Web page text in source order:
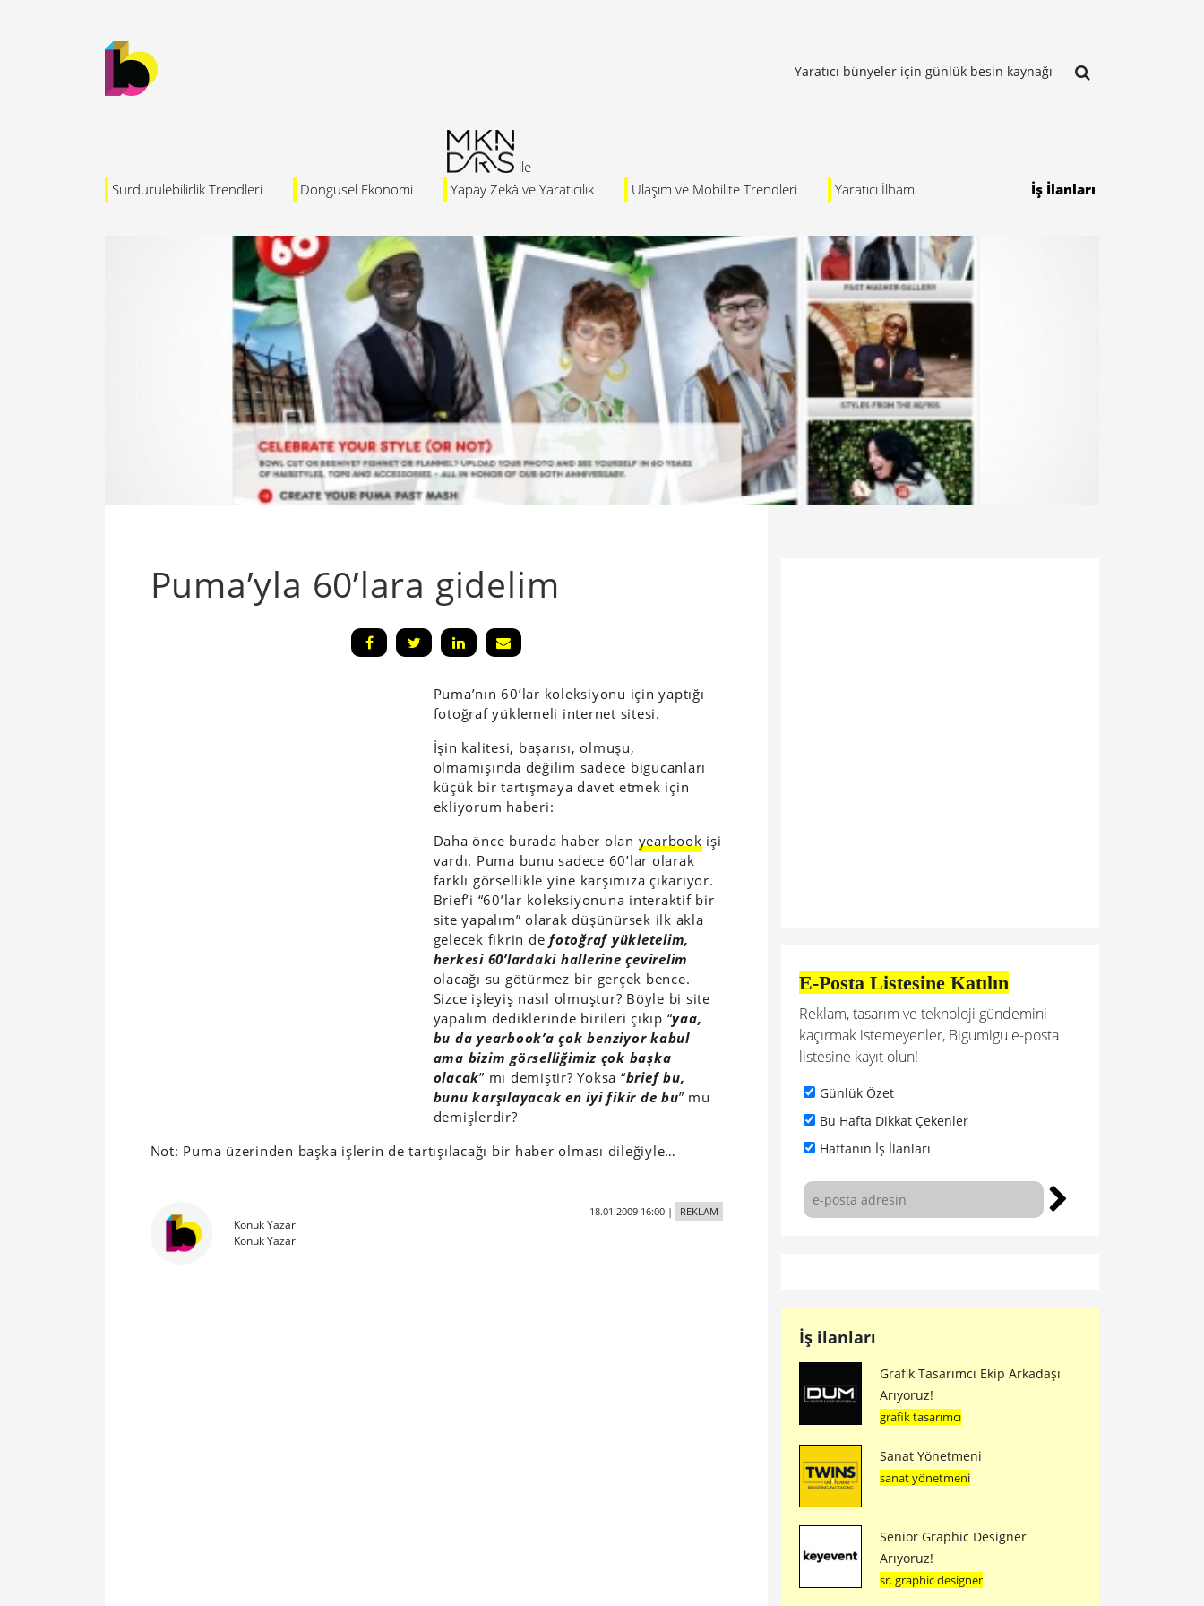
Yaratıcı bünyeler için günlük besin kaynağı
Sürdürülebilirlik Trendleri Döngüsel Ekonomi Yapay Zekâ ve Yaratıcılık Ulaşım ve Mobilite Trendleri Yaratıcı İlham İş İlanları
Puma’yla 60’lara gidelim
Puma’nın 60’lar koleksiyonu için yaptığı
fotoğraf yüklemeli internet sitesi.
İşin kalitesi, başarısı, olmuşu,
olmamışında değilim sadece bigucanları
küçük bir tartışmaya davet etmek için
ekliyorum haberi:
Daha önce burada haber olan yearbook işi
vardı. Puma bunu sadece 60’lar olarak
farklı görsellikle yine karşımıza çıkarıyor.
Brief’i “60’lar koleksiyonuna interaktif bir
site yapalım” olarak düşünürsek ilk akla
gelecek fikrin defotoğraf yükletelim,
herkesi 60’lardaki hallerine çevirelim
olacağı su götürmez bir gerçek bence.
Sizce işleyiş nasıl olmuştur? Böyle bi site
yapalım dediklerinde birileri çıkıp “yaa,
bu da yearbook’a çok benziyor kabul
ama bizim görselliğimiz çok başka
olacak” mı demiştir? Yoksa “brief bu,
bunu karşılayacak en iyi fikir de bu” mu
demişlerdir?
Not: Puma üzerinden başka işlerin de tartışılacağı bir haber olması dileğiyle…
Konuk Yazar
Konuk Yazar
18.01.2009 16:00| REKLAM
E-Posta Listesine Katılın
Reklam, tasarım ve teknoloji gündemini
kaçırmak istemeyenler, Bigumigu e-posta
listesine kayıt olun!
Günlük Özet
Bu Hafta Dikkat Çekenler
Haftanın İş İlanları
İş ilanları
Grafik Tasarımcı Ekip Arkadaşı
Arıyoruz!
grafik tasarımcı
Sanat Yönetmeni
sanat yönetmeni
Senior Graphic Designer
Arıyoruz!
sr. graphic designer